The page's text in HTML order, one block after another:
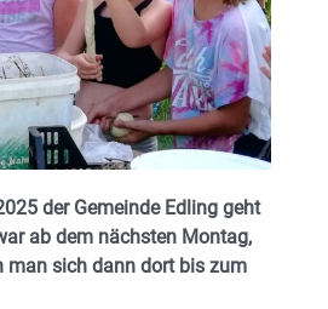
der Gemeinde Edling geht
ab dem nächsten Montag,
man sich dann dort bis zum